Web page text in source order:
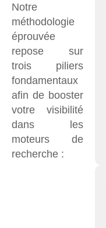
Notre
méthodologie
éprouvée
repose sur
trois piliers
fondamentaux
afin de booster
votre visibilité
dans les
moteurs de
recherche :